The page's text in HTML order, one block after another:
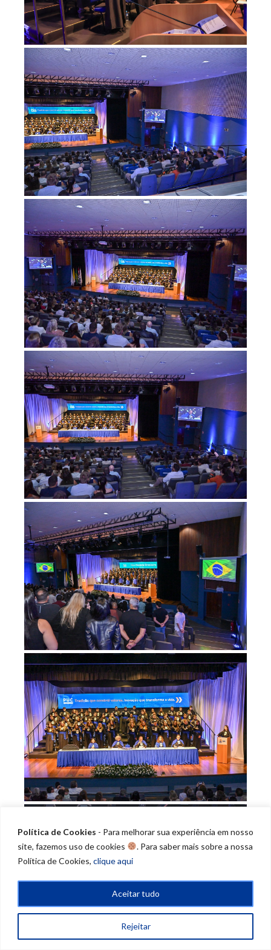
Política de Cookies - Para melhorar sua experiência em nosso
site, fazemos uso de cookies
. Para saber mais sobre a nossa
Política de Cookies, clique aqui
Rejeitar
Aceitar tudo